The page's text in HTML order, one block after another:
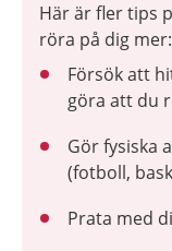
Här är fler tips
röra på dig mer:
Försök att
göra att du
Gör fysiska
(fotboll,
Prata med